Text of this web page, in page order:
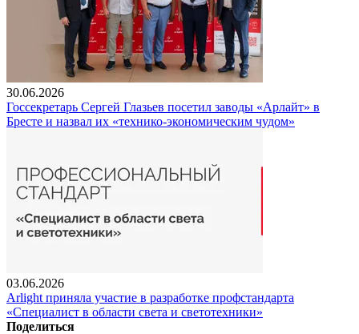
30.06.2026
Госсекретарь Сергей Глазьев посетил заводы «Арлайт» в
Бресте и назвал их «технико-экономическим чудом»
03.06.2026
Arlight приняла участие в разработке профстандарта
«Специалист в области света и светотехники»
Поделиться